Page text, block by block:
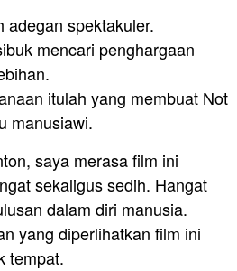
adegan spektakuler.
mencari penghargaan
itulah yang membuat Not
manusiawi.
saya merasa film ini
sekaligus sedih. Hangat
dalam diri manusia.
yang diperlihatkan film ini
tempat.